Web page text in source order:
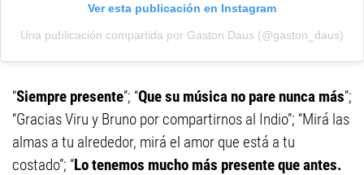
Ver esta publicación en Instagram
Una publicación compartida por Gaston Daus (@gaston_daus)
“Siempre presente”; “Que su música no pare nunca más”;
“Gracias Viru y Bruno por compartirnos al Indio”; “Mirá las
almas a tu alrededor, mirá el amor que está a tu
costado”; “Lo tenemos mucho más presente que antes.